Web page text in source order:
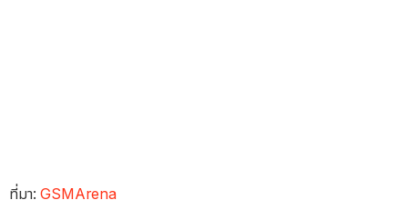
ที่มา:GSMArena